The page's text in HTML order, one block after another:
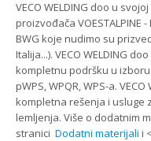
VECO WELDING doo u
proizvođača VOESTALPINE
BWG koje nudimo su
Italija...). VECO WELDING
kompletnu podršku u
pWPS, WPQR, WPS-a.
kompletna rešenja i usluge
lemljenja. Više o dodatnim
stranici Dodatni materijali i